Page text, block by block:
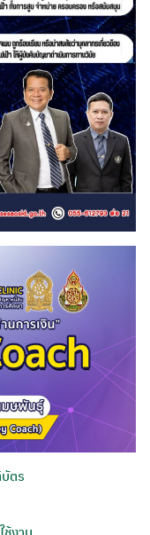
ตร
ช้งาน